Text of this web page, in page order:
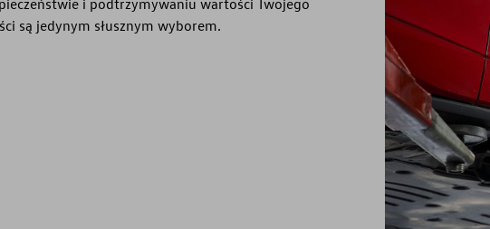
są jedynym słusznym wyborem.